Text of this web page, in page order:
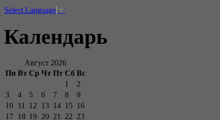
Select Language
Календарь
Август 2026
Пн Вт Ср Чт Пт Сб Вс
1
2
3
4 5 6 7 8
9
10 11 12 13 14 15 16
17 18 19 20 21 22 23